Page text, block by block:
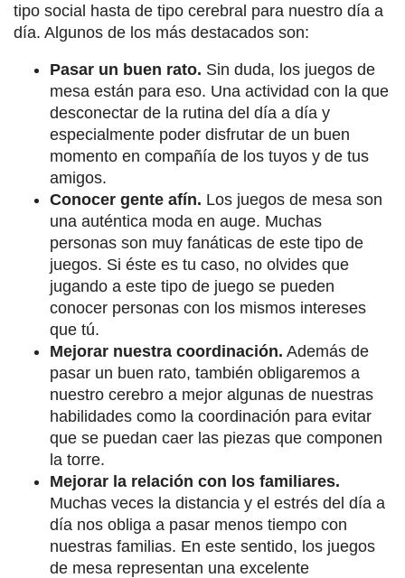
tipo social hasta de tipo cerebral para nuestro día a
día. Algunos de los más destacados son:
Pasar un buen rato. Sin duda, los juegos de
mesa están para eso. Una actividad con la que
desconectar de la rutina del día a día y
especialmente poder disfrutar de un buen
momento en compañía de los tuyos y de tus
amigos.
Conocer gente afín. Los juegos de mesa son
una auténtica moda en auge. Muchas
personas son muy fanáticas de este tipo de
juegos. Si éste es tu caso, no olvides que
jugando a este tipo de juego se pueden
conocer personas con los mismos intereses
que tú.
Mejorar nuestra coordinación. Además de
pasar un buen rato, también obligaremos a
nuestro cerebro a mejor algunas de nuestras
habilidades como la coordinación para evitar
que se puedan caer las piezas que componen
la torre.
Mejorar la relación con los familiares.
Muchas veces la distancia y el estrés del día a
día nos obliga a pasar menos tiempo con
nuestras familias. En este sentido, los juegos
de mesa representan una excelente